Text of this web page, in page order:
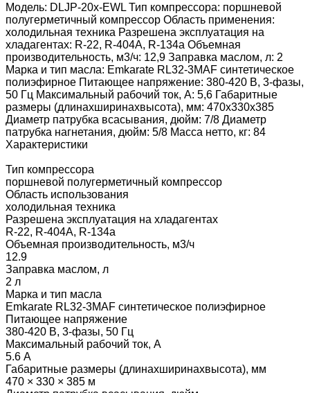
Модель: DLJP-20x-EWL Тип компрессора: поршневой
полугерметичный компрессор Область применения:
холодильная техника Разрешена эксплуатация на
хладагентах: R-22, R-404A, R-134a Объемная
производительность, м3/ч: 12,9 Заправка маслом, л: 2
Марка и тип масла: Emkarate RL32-3MAF синтетическое
полиэфирное Питающее напряжение: 380-420 В, 3-фазы,
50 Гц Максимальный рабочий ток, А: 5,6 Габаритные
размеры (длинаxширинаxвысота), мм: 470x330x385
Диаметр патрубка всасывания, дюйм: 7/8 Диаметр
патрубка нагнетания, дюйм: 5/8 Масса нетто, кг: 84
Характеристики
Тип компрессора
поршневой полугерметичный компрессор
Область использования
холодильная техника
Разрешена эксплуатация на хладагентах
R-22, R-404A, R-134a
Объемная производительность, м3/ч
12.9
Заправка маслом, л
2 л
Марка и тип масла
Emkarate RL32-3MAF синтетическое полиэфирное
Питающее напряжение
380-420 В, 3-фазы, 50 Гц
Максимальный рабочий ток, А
5.6 А
Габаритные размеры (длинаxширинаxвысота), мм
470 × 330 × 385 м